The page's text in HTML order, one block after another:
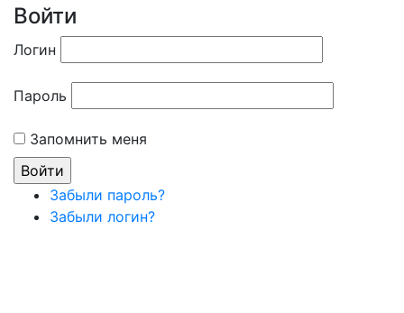
Войти
Логин
Пароль
Запомнить меня
Забыли пароль?
Забыли логин?